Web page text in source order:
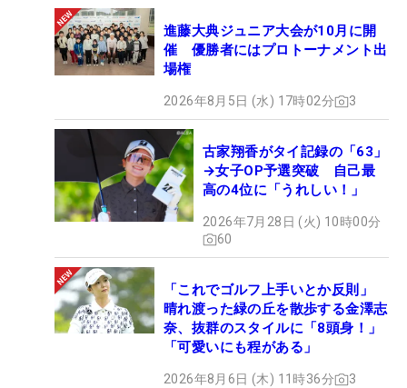
進藤大典ジュニア大会が10月に開
催 優勝者にはプロトーナメント出
場権
2026年8月5日 (水) 17時02分 3
古家翔香がタイ記録の「63」
→女子OP予選突破 自己最
高の4位に「うれしい！」
2026年7月28日 (火) 10時00分
60
「これでゴルフ上手いとか反則」
晴れ渡った緑の丘を散歩する金澤志
奈、抜群のスタイルに「8頭身！」
「可愛いにも程がある」
2026年8月6日 (木) 11時36分 3